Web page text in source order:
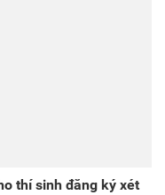
thí sinh đăng ký xét